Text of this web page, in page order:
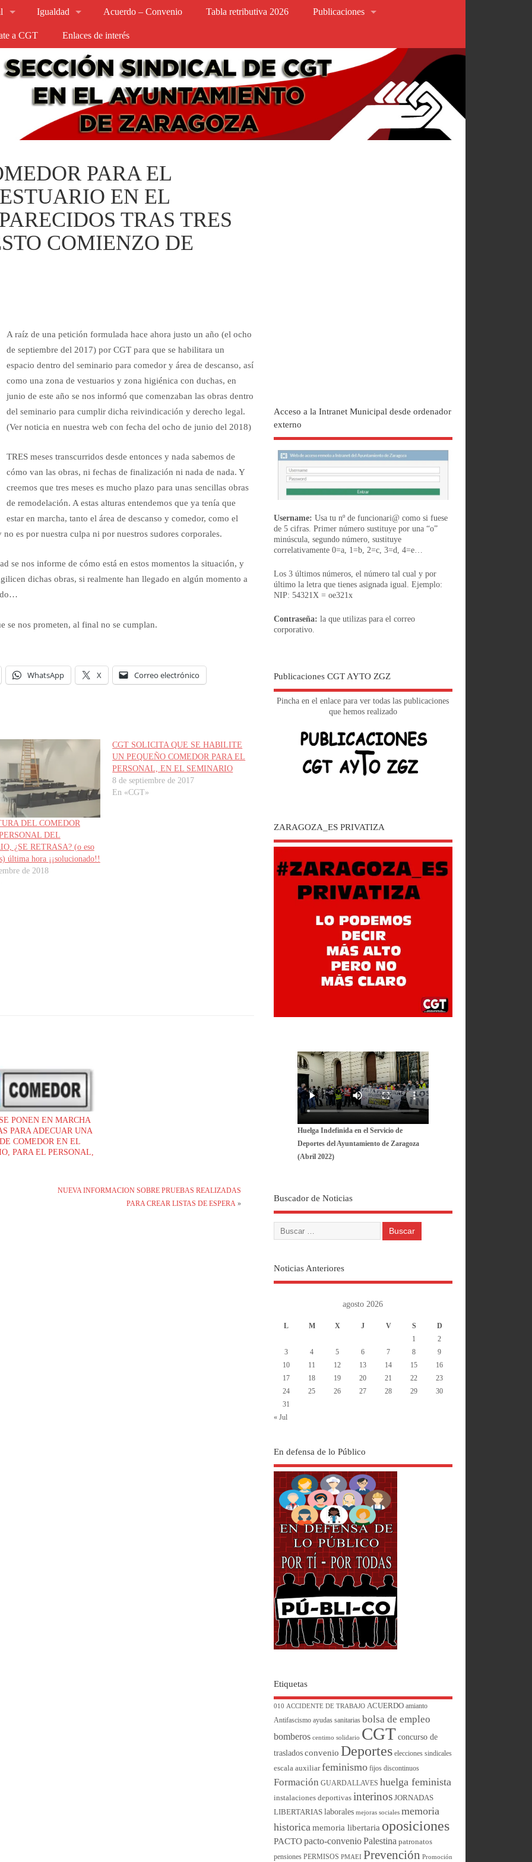
Igualdad Acuerdo – Convenio Tabla retributiva 2026 Publicaciones
a CGT Enlaces de interés
PARA EL
EN EL
TRAS TRES
COMIENZO DE
A raíz de una petición formulada hace ahora justo un año (el ocho
de septiembre del 2017) por CGT para que se habilitara un
espacio dentro del seminario para comedor y área de descanso, así
como una zona de vestuarios y zona higiénica con duchas, en
junio de este año se nos informó que comenzaban las obras dentro
del seminario para cumplir dicha reivindicación y derecho legal.
(Ver noticia en nuestra web con fecha del ocho de junio del 2018)
TRES meses transcurridos desde entonces y nada sabemos de
cómo van las obras, ni fechas de finalización ni nada de nada. Y
creemos que tres meses es mucho plazo para unas sencillas obras
de remodelación. A estas alturas entendemos que ya tenía que
estar en marcha, tanto el área de descanso y comedor, como el
es por nuestra culpa ni por nuestros sudores corporales.
se nos informe de cómo está en estos momentos la situación, y
dichas obras, si realmente han llegado en algún momento a
se nos prometen, al final no se cumplan.
WhatsApp X Correo electrónico
DEL COMEDOR
DEL
¿SE RETRASA? (o eso
última hora ¡¡solucionado!!
de 2018
CGT SOLICITA QUE SE HABILITE
UN PEQUEÑO COMEDOR PARA EL
PERSONAL, EN EL SEMINARIO
8 de septiembre de 2017
En «CGT»
PONEN EN MARCHA
PARA ADECUAR UNA
COMEDOR EN EL
PARA EL PERSONAL,
NUEVA INFORMACION SOBRE PRUEBAS REALIZADAS
PARA CREAR LISTAS DE ESPERA »
Acceso a la Intranet Municipal desde ordenador
externo
Username: Usa tu nº de funcionari@ como si fuese
de 5 cifras. Primer número sustituye por una “o”
minúscula, segundo número, sustituye
correlativamente 0=a, 1=b, 2=c, 3=d, 4=e…
Los 3 últimos números, el número tal cual y por
último la letra que tienes asignada igual. Ejemplo:
NIP: 54321X = oe321x
Contraseña: la que utilizas para el correo
corporativo.
Publicaciones CGT AYTO ZGZ
Pincha en el enlace para ver todas las publicaciones
que hemos realizado
ZARAGOZA_ES PRIVATIZA
Huelga Indefinida en el Servicio de
Deportes del Ayuntamiento de Zaragoza
(Abril 2022)
Buscador de Noticias
Noticias Anteriores
agosto 2026
L M X J V S
D
1
2
3
4 5 6 7 8
9
10
11 12 13 14 15
16
17
18 19 20 21 22
23
24
25 26 27 28 29
30
31
« Jul
En defensa de lo Público
Etiquetas
010 ACCIDENTE DE TRABAJO ACUERDO amianto
Antifascismo ayudas sanitarias bolsa de empleo
bomberos centimo solidario CGT concurso de
traslados convenio Deportes elecciones sindicales
escala auxiliar feminismo fijos discontinuos
Formación GUARDALLAVES huelga feminista
instalaciones deportivas interinos JORNADAS
LIBERTARIAS laborales mejoras sociales memoria
historica memoria libertaria oposiciones
PACTO pacto-convenio Palestina patronatos
pensiones PERMISOS PMAEI Prevención Promoción